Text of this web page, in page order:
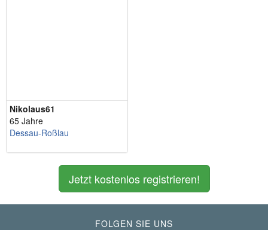
Nikolaus61
65 Jahre
Dessau-Roßlau
Jetzt kostenlos registrieren!
FOLGEN SIE UNS